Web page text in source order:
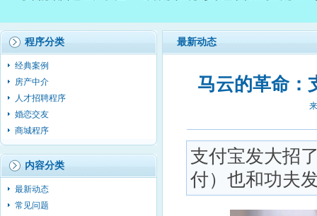
程序分类
经典案例
房产中介
人才招聘程序
婚恋交友
商城程序
内容分类
最新动态
常见问题
最新动态
马云的革命：
支付宝发大招
付）也和功夫